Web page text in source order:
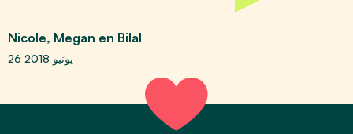
Nicole, Megan en Bilal
26 يونيو 2018